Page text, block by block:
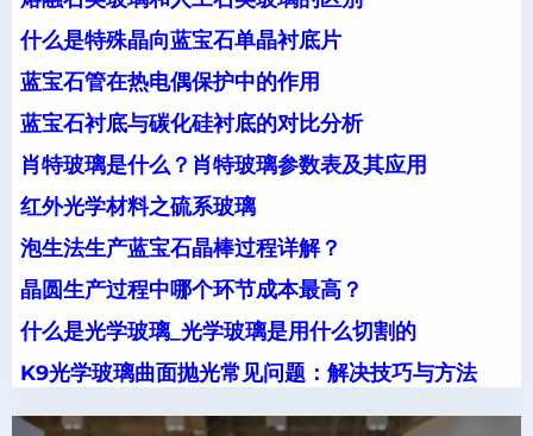
什么是特殊晶向蓝宝石单晶衬底片
蓝宝石管在热电偶保护中的作用
蓝宝石衬底与碳化硅衬底的对比分析
肖特玻璃是什么？肖特玻璃参数表及其应用
红外光学材料之硫系玻璃
泡生法生产蓝宝石晶棒过程详解？
晶圆生产过程中哪个环节成本最高？
什么是光学玻璃_光学玻璃是用什么切割的
K9光学玻璃曲面抛光常见问题：解决技巧与方法